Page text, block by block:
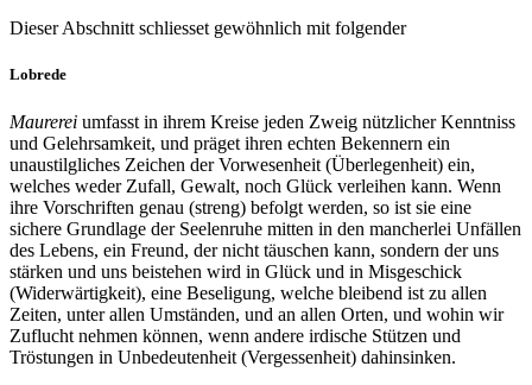
Dieser Abschnitt schliesset gewöhnlich mit folgender
Lobrede
Maurerei umfasst in ihrem Kreise jeden Zweig nützlicher Kenntniss
und Gelehrsamkeit, und präget ihren echten Bekennern ein
unaustilgliches Zeichen der Vorwesenheit (Überlegenheit) ein,
welches weder Zufall, Gewalt, noch Glück verleihen kann. Wenn
ihre Vorschriften genau (streng) befolgt werden, so ist sie eine
sichere Grundlage der Seelenruhe mitten in den mancherlei Unfällen
des Lebens, ein Freund, der nicht täuschen kann, sondern der uns
stärken und uns beistehen wird in Glück und in Misgeschick
(Widerwärtigkeit), eine Beseligung, welche bleibend ist zu allen
Zeiten, unter allen Umständen, und an allen Orten, und wohin wir
Zuflucht nehmen können, wenn andere irdische Stützen und
Tröstungen in Unbedeutenheit (Vergessenheit) dahinsinken.